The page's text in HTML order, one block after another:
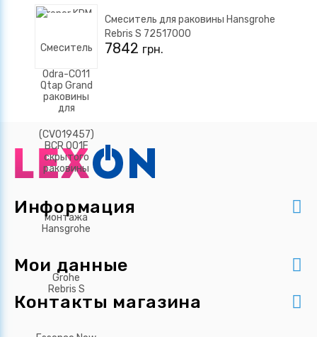
Смеситель для раковины Hansgrohe
Rebris S 72517000
7842 грн.
Информация
Мои данные
Контакты магазина